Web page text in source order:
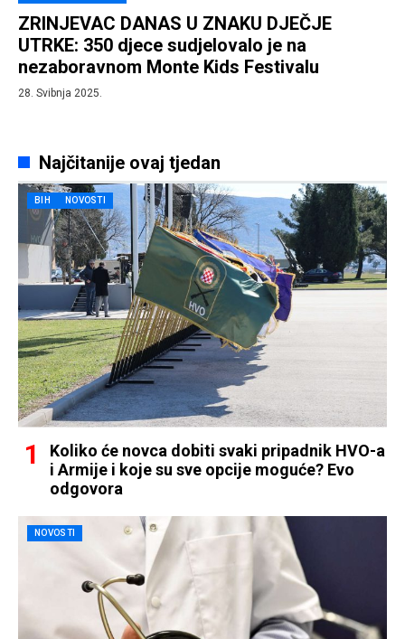
ZRINJEVAC DANAS U ZNAKU DJEČJE
UTRKE: 350 djece sudjelovalo je na
nezaboravnom Monte Kids Festivalu
28. Svibnja 2025.
Najčitanije ovaj tjedan
BIH NOVOSTI
Koliko će novca dobiti svaki pripadnik HVO-a
i Armije i koje su sve opcije moguće? Evo
odgovora
NOVOSTI